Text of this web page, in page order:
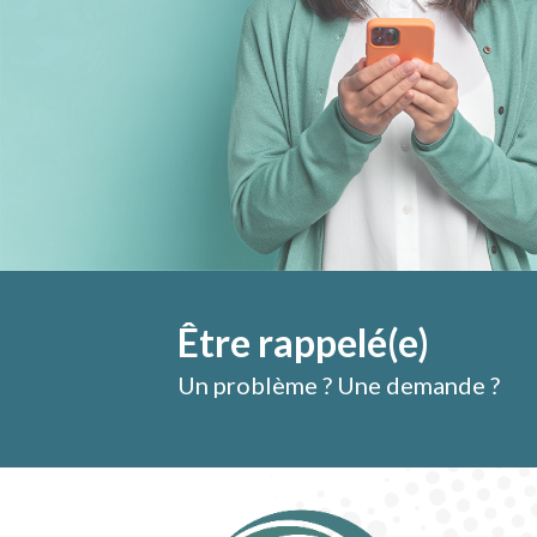
Un vrai plaisir de travailler
pour débloquer des
sécurité très rassurants et
nouveautés à mettre en place
plus, il a
Être rappelé(e)
Un problème ? Une demande ?